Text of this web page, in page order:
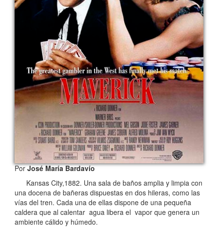
PorJosé María Bardavío
Kansas City,1882. Una sala de baños amplia y limpia con
una docena de bañeras dispuestas en dos hileras, como las
vías del tren. Cada una de ellas dispone de una pequeña
caldera que al calentar agua libera el vapor que genera un
ambiente cálido y húmedo.